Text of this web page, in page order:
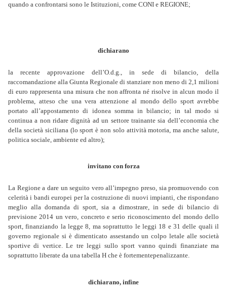
quando a confrontarsi sono le Istituzioni, come CONI e REGIONE;
dichiarano
la recente approvazione dell’O.d.g., in sede di bilancio, della
raccomandazione alla Giunta Regionale di stanziare non meno di 2,1 milioni
di euro rappresenta una misura che non affronta né risolve in alcun modo il
problema, atteso che una vera attenzione al mondo dello sport avrebbe
portato all’appostamento di idonea somma in bilancio; in tal modo si
continua a non ridare dignità ad un settore trainante sia dell’economia che
della società siciliana (lo sport è non solo attività motoria, ma anche salute,
politica sociale, ambiente ed altro);
invitano con forza
La Regione a dare un seguito vero all’impegno preso, sia promuovendo con
celerità i bandi europei per la costruzione di nuovi impianti, che rispondano
meglio alla domanda di sport, sia a dimostrare, in sede di bilancio di
previsione 2014 un vero, concreto e serio riconoscimento del mondo dello
sport, finanziando la legge 8, ma soprattutto le leggi 18 e 31 delle quali il
governo regionale si è dimenticato assestando un colpo letale alle società
sportive di vertice. Le tre leggi sullo sport vanno quindi finanziate ma
soprattutto liberate da una tabella H che è fortementepenalizzante.
dichiarano, infine